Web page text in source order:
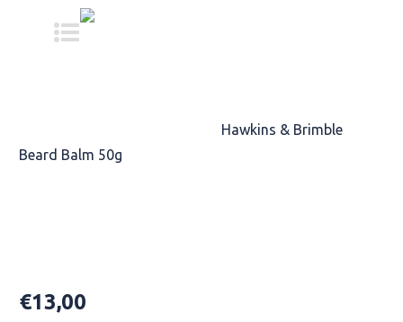
Hawkins & Brimble
Beard Balm 50g
€13,00